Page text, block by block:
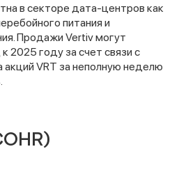
в секторе дата-центров как
питания и
Продажи Vertiv могут
2025 году за счет связи с
акций VRT за неполную неделю